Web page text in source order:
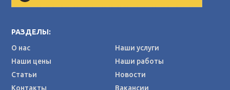
РАЗДЕЛЫ:
О нас
Наши услуги
Наши цены
Наши работы
Статьи
Новости
Контакты
Вакансии